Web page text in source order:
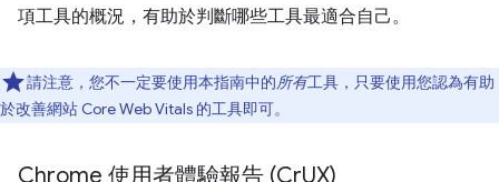
項工具的概況，有助於判斷哪些工具最適合自己。
請注意，您不一定要使用本指南中的所有工具，只要使用您認為有助
於改善網站 Core Web Vitals 的工具即可。
Chrome 使用者體驗報告 (CrUX)